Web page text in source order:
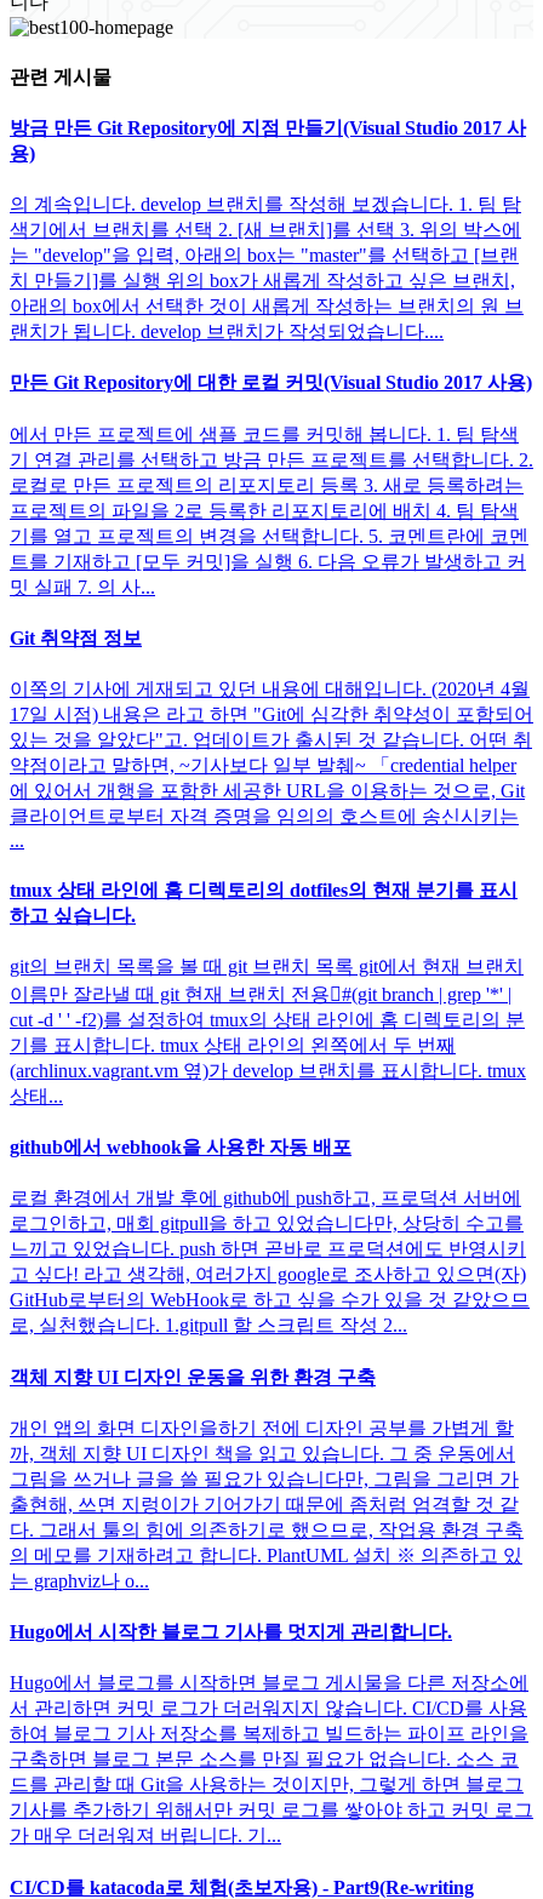
관련 게시물
방금 만든 Git Repository에 지점 만들기(Visual Studio 2017 사
용)
의 계속입니다. develop 브랜치를 작성해 보겠습니다. 1. 팀 탐
색기에서 브랜치를 선택 2. [새 브랜치]를 선택 3. 위의 박스에
는 "develop"을 입력, 아래의 box는 "master"를 선택하고 [브랜
치 만들기]를 실행 위의 box가 새롭게 작성하고 싶은 브랜치,
아래의 box에서 선택한 것이 새롭게 작성하는 브랜치의 원 브
랜치가 됩니다. develop 브랜치가 작성되었습니다....
만든 Git Repository에 대한 로컬 커밋(Visual Studio 2017 사용)
에서 만든 프로젝트에 샘플 코드를 커밋해 봅니다. 1. 팀 탐색
기 연결 관리를 선택하고 방금 만든 프로젝트를 선택합니다. 2.
로컬로 만든 프로젝트의 리포지토리 등록 3. 새로 등록하려는
프로젝트의 파일을 2로 등록한 리포지토리에 배치 4. 팀 탐색
기를 열고 프로젝트의 변경을 선택합니다. 5. 코멘트란에 코멘
트를 기재하고 [모두 커밋]을 실행 6. 다음 오류가 발생하고 커
밋 실패 7. 의 사...
Git 취약점 정보
이쪽의 기사에 게재되고 있던 내용에 대해입니다. (2020년 4월
17일 시점) 내용은 라고 하면 "Git에 심각한 취약성이 포함되어
있는 것을 알았다"고. 업데이트가 출시된 것 같습니다. 어떤 취
약점이라고 말하면, ~기사보다 일부 발췌~ 「credential helper
에 있어서 개행을 포함한 세공한 URL을 이용하는 것으로, Git
클라이언트로부터 자격 증명을 임의의 호스트에 송신시키는
...
tmux 상태 라인에 홈 디렉토리의 dotfiles의 현재 분기를 표시
하고 싶습니다.
git의 브랜치 목록을 볼 때 git 브랜치 목록 git에서 현재 브랜치
이름만 잘라낼 때 git 현재 브랜치 전용#(git branch | grep '*' |
cut -d ' ' -f2)를 설정하여 tmux의 상태 라인에 홈 디렉토리의 분
기를 표시합니다. tmux 상태 라인의 왼쪽에서 두 번째
(archlinux.vagrant.vm 옆)가 develop 브랜치를 표시합니다. tmux
상태...
github에서 webhook을 사용한 자동 배포
로컬 환경에서 개발 후에 github에 push하고, 프로덕션 서버에
로그인하고, 매회 gitpull을 하고 있었습니다만, 상당히 수고를
느끼고 있었습니다. push 하면 곧바로 프로덕션에도 반영시키
고 싶다! 라고 생각해, 여러가지 google로 조사하고 있으면(자)
GitHub로부터의 WebHook로 하고 싶을 수가 있을 것 같았으므
로, 실천했습니다. 1.gitpull 할 스크립트 작성 2...
객체 지향 UI 디자인 운동을 위한 환경 구축
개인 앱의 화면 디자인을하기 전에 디자인 공부를 가볍게 할
까, 객체 지향 UI 디자인 책을 읽고 있습니다. 그 중 운동에서
그림을 쓰거나 글을 쓸 필요가 있습니다만, 그림을 그리면 가
출현해, 쓰면 지렁이가 기어가기 때문에 좀처럼 엄격할 것 같
다. 그래서 툴의 힘에 의존하기로 했으므로, 작업용 환경 구축
의 메모를 기재하려고 합니다. PlantUML 설치 ※ 의존하고 있
는 graphviz나 o...
Hugo에서 시작한 블로그 기사를 멋지게 관리합니다.
Hugo에서 블로그를 시작하면 블로그 게시물을 다른 저장소에
서 관리하면 커밋 로그가 더러워지지 않습니다. CI/CD를 사용
하여 블로그 기사 저장소를 복제하고 빌드하는 파이프 라인을
구축하면 블로그 본문 소스를 만질 필요가 없습니다. 소스 코
드를 관리할 때 Git을 사용하는 것이지만, 그렇게 하면 블로그
기사를 추가하기 위해서만 커밋 로그를 쌓아야 하고 커밋 로그
가 매우 더러워져 버립니다. 기...
CI/CD를 katacoda로 체험(초보자용) - Part9(Re-writing